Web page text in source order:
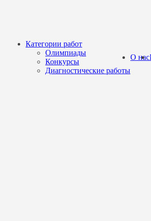
Категории работ
Олимпиады
Конкурсы
Диагностические работы
О нас